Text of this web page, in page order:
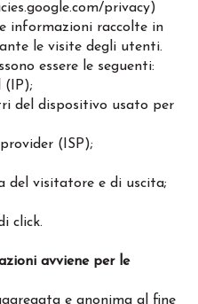
privacy)
informazioni raccolte in
le visite degli utenti.
essere le seguenti:
(IP);
del dispositivo usato per
(ISP);
del visitatore e di uscita;
click.
avviene per le
e anonima al fine